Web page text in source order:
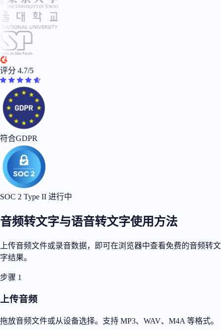
评分 4.7/5
符合GDPR
SOC 2 Type II 进行中
音频转文字与语音转文字使用方法
上传音频文件或录音数据，即可在浏览器中查看免费的音频转文
字结果。
步骤 1
上传音频
拖放音频文件或从设备选择。支持 MP3、WAV、M4A 等格式。